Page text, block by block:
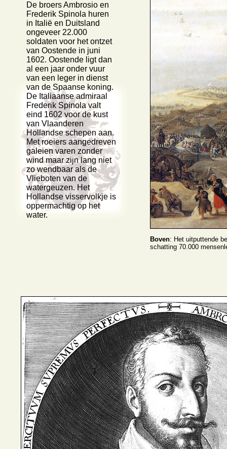
De broers Ambrosio en
Frederik Spinola huren
in Italië en Duitsland
ongeveer 22.000
soldaten voor het ontzet
van Oostende in juni
1602. Oostende ligt dan
al een jaar onder vuur
van een leger in dienst
van de Spaanse koning.
De Italiaanse admiraal
Frederik Spinola valt
eind 1602 voor de kust
van Vlaanderen
Hollandse schepen aan.
Met roeiers aangedreven
galeien varen zonder
wind maar zijn lang niet
zo wendbaar als de
Vlieboten van de
watergeuzen. Het
Hollandse visservolkje is
oppermachtig op het
water.
Boven: Het uitputtende
schatting 70.000